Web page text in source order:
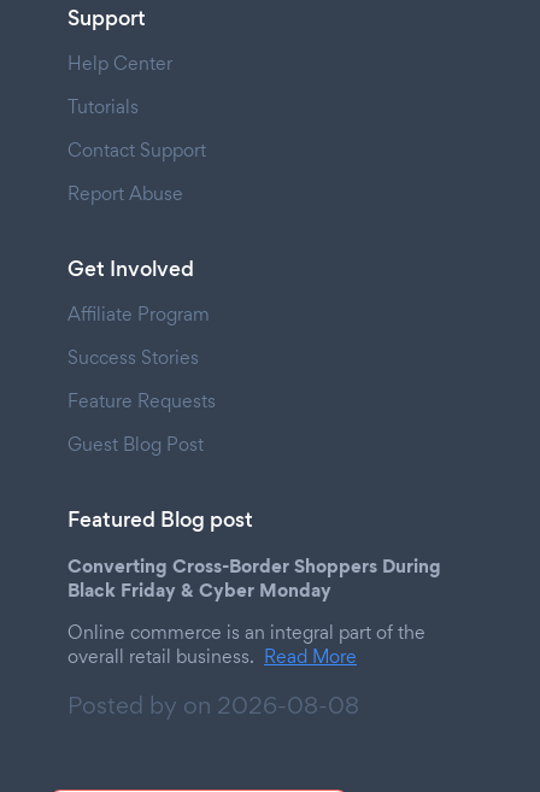
Support
Help Center
Tutorials
Contact Support
Report Abuse
Get Involved
Affiliate Program
Success Stories
Feature Requests
Guest Blog Post
Featured Blog post
Converting Cross-Border Shoppers During
Black Friday & Cyber Monday
Online commerce is an integral part of the
overall retail business. Read More
Posted by on 2026-08-08